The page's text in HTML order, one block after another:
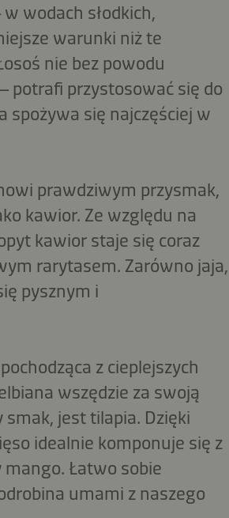
wodach słodkich,
warunki niż te
nie bez powodu
potrafi przystosować się do
spożywa się najczęściej w
prawdziwym przysmak,
kawior. Ze względu na
kawior staje się coraz
rarytasem. Zarówno jaja,
pysznym i
z cieplejszych
wszędzie za swoją
jest tilapia. Dzięki
idealnie komponuje się z
Łatwo sobie
umami z naszego